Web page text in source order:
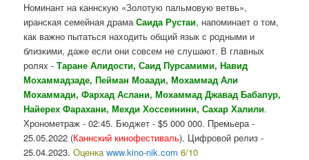
Номинант на каннскую «Золотую пальмовую ветвь»,
иранскаясемейная драмаСаида Рустаи, напоминает о том,
как важно пытаться находить общий язык с родными и
близкими, даже если они совсем не слушают. В главных
ролях -Таране Алидости, Саид Пурсамими, Навид
Мохаммадзаде, Пейман Моаади, Мохаммад Али
Мохаммади,Фархад Аслани, Мохаммад Джавад Бабапур,
Найерех Фарахани, Мехди Хоссеинини, Сахар Халили.
Хронометраж - 02:45. Бюджет - $5 000 000. Премьера -
25.05.2022 (Каннский кинофестиваль). Цифровой релиз -
25.04.2023.Оценкаwww.kino-nik.com 6/10